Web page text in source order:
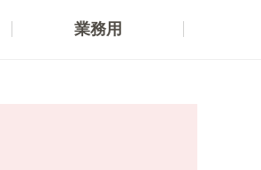
業務用